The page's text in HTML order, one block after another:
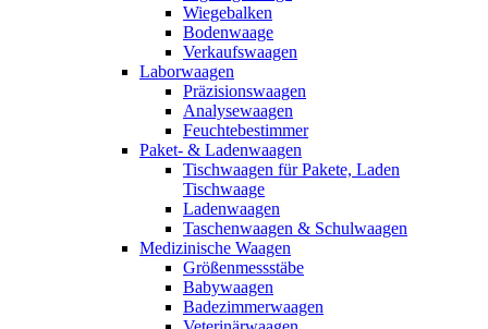
Wiegebalken
Bodenwaage
Verkaufswaagen
Laborwaagen
Präzisionswaagen
Analysewaagen
Feuchtebestimmer
Paket- & Ladenwaagen
Tischwaagen für Pakete, Laden
Tischwaage
Ladenwaagen
Taschenwaagen & Schulwaagen
Medizinische Waagen
Größenmessstäbe
Babywaagen
Badezimmerwaagen